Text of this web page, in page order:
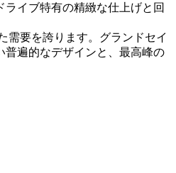
イブ特有の精緻な仕上げと回
需要を誇ります。グランドセイ
普遍的なデザインと、最高峰の